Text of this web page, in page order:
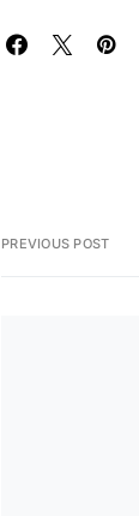
PREVIOUS POST